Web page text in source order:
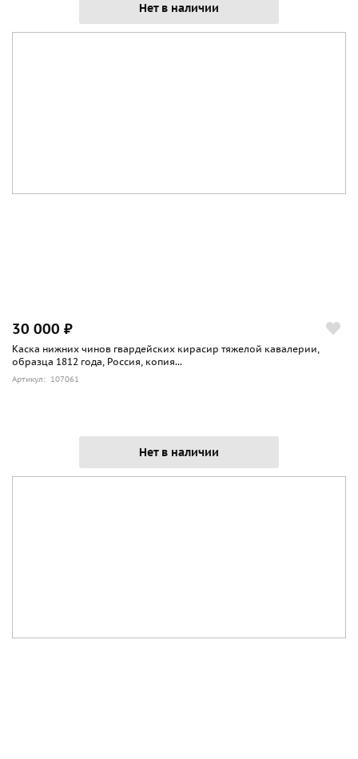
Нет в наличии
30 000 ₽
Каска нижних чинов гвардейских кирасир тяжелой кавалерии,
образца 1812 года, Россия, копия...
Артикул: 107061
Нет в наличии